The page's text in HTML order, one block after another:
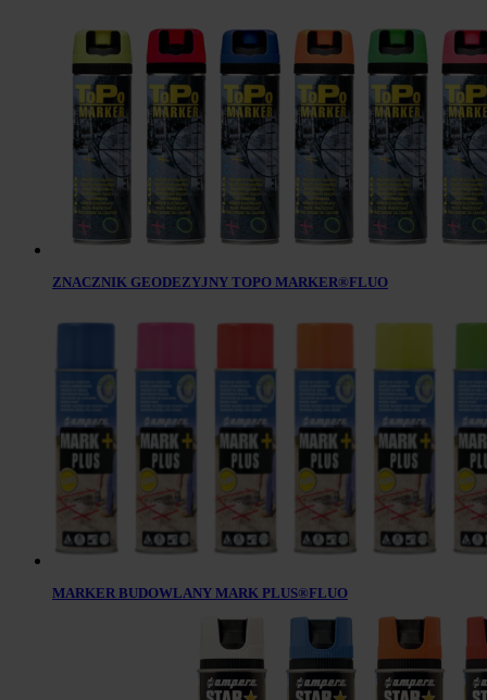
ZNACZNIK GEODEZYJNY TOPO MARKER®FLUO
MARKER BUDOWLANY MARK PLUS®FLUO